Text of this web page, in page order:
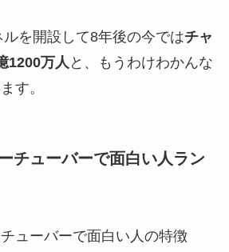
を開設して8年後の今ではチャ
1200万人 と、もうわけわかんな
す。
チューバーで面白い人ラン
ューバーで面白い人の特徴